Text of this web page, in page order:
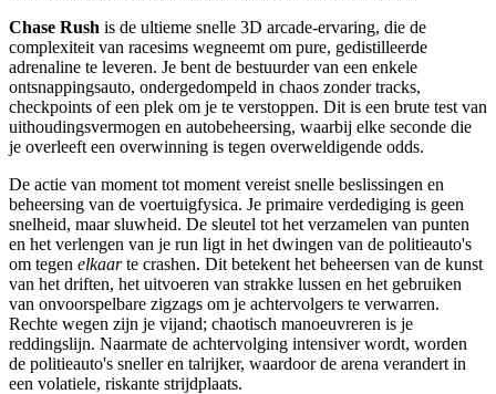
Chase Rush is de ultieme snelle 3D arcade-ervaring, die de
complexiteit van racesims wegneemt om pure, gedistilleerde
adrenaline te leveren. Je bent de bestuurder van een enkele
ontsnappingsauto, ondergedompeld in chaos zonder tracks,
checkpoints of een plek om je te verstoppen. Dit is een brute test van
uithoudingsvermogen en autobeheersing, waarbij elke seconde die
je overleeft een overwinning is tegen overweldigende odds.
De actie van moment tot moment vereist snelle beslissingen en
beheersing van de voertuigfysica. Je primaire verdediging is geen
snelheid, maar sluwheid. De sleutel tot het verzamelen van punten
en het verlengen van je run ligt in het dwingen van de politieauto's
om tegen elkaarte crashen. Dit betekent het beheersen van de kunst
van het driften, het uitvoeren van strakke lussen en het gebruiken
van onvoorspelbare zigzags om je achtervolgers te verwarren.
Rechte wegen zijn je vijand; chaotisch manoeuvreren is je
reddingslijn. Naarmate de achtervolging intensiver wordt, worden
de politieauto's sneller en talrijker, waardoor de arena verandert in
een volatiele, riskante strijdplaats.